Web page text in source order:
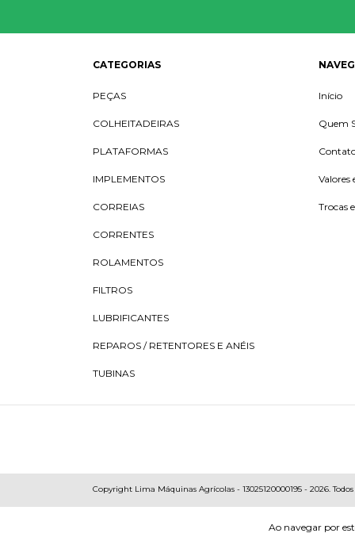
Ao navegar por
CATEGORIAS
PEÇAS
COLHEITADEIRAS
PLATAFORMAS
IMPLEMENTOS
CORREIAS
CORRENTES
ROLAMENTOS
FILTROS
LUBRIFICANTES
REPAROS / RETENTORES E ANÉIS
TUBINAS
Início
Quem
Valores
Trocas
Copyright Lima Máquinas Agrícolas - 13025120000195 - 2026.